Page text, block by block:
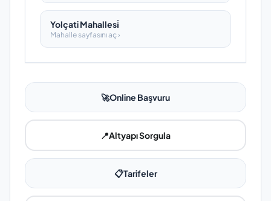
Yolçati Mahallesi̇
Mahalle sayfasını aç ›
🚀Online Başvuru
📍Altyapı Sorgula
📋Tarifeler